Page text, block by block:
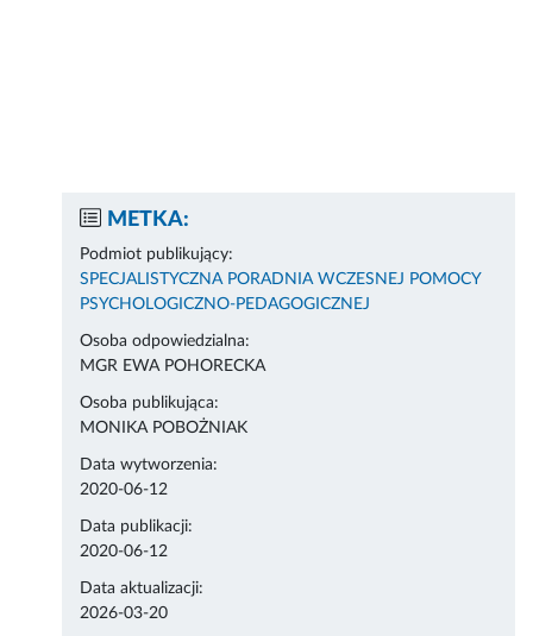
METKA:
Podmiot publikujący:
SPECJALISTYCZNA PORADNIA WCZESNEJ POMOCY
PSYCHOLOGICZNO-PEDAGOGICZNEJ
Osoba odpowiedzialna:
MGR EWA POHORECKA
Osoba publikująca:
MONIKA POBOŻNIAK
Data wytworzenia:
2020-06-12
Data publikacji:
2020-06-12
Data aktualizacji:
2026-03-20